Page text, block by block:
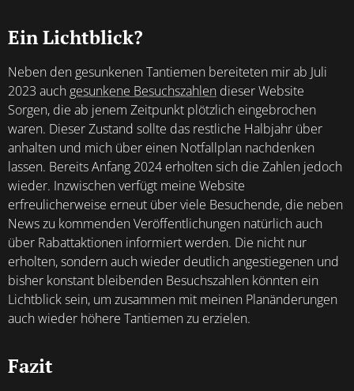
Ein Lichtblick?
Neben den gesunkenen Tantiemen bereiteten mir ab Juli
2023 auch gesunkene Besuchszahlen dieser Website
Sorgen, die ab jenem Zeitpunkt plötzlich eingebrochen
waren. Dieser Zustand sollte das restliche Halbjahr über
anhalten und mich über einen Notfallplan nachdenken
lassen. Bereits Anfang 2024 erholten sich die Zahlen jedoch
wieder. Inzwischen verfügt meine Website
erfreulicherweise erneut über viele Besuchende, die neben
News zu kommenden Veröffentlichungen natürlich auch
über Rabattaktionen informiert werden. Die nicht nur
erholten, sondern auch wieder deutlich angestiegenen und
bisher konstant bleibenden Besuchszahlen könnten ein
Lichtblick sein, um zusammen mit meinen Planänderungen
auch wieder höhere Tantiemen zu erzielen.
Fazit